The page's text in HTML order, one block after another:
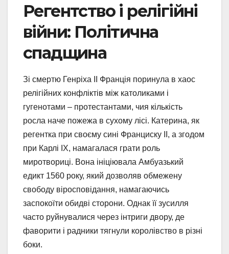
Регентство і релігійні
війни: Політична
спадщина
Зі смертю Генріха II Франція поринула в хаос
релігійних конфліктів між католиками і
гугенотами – протестантами, чия кількість
росла наче пожежа в сухому лісі. Катерина, як
регентка при своєму сині Франциску II, а згодом
при Карлі IX, намагалася грати роль
миротвориці. Вона ініціювала Амбуазький
едикт 1560 року, який дозволяв обмежену
свободу віросповідання, намагаючись
заспокоїти обидві сторони. Однак її зусилля
часто руйнувалися через інтриги двору, де
фаворити і радники тягнули королівство в різні
боки.